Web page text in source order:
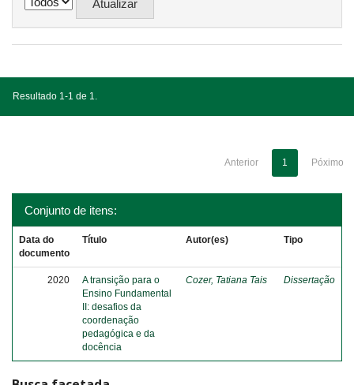
Resultado 1-1 de 1.
Anterior 1 Póximo
Conjunto de itens:
Data do
documento
Título Autor(es) Tipo
2020
A transição para o
Ensino Fundamental
II: desafios da
coordenação
pedagógica e da
docência
Cozer, Tatiana Tais Dissertação